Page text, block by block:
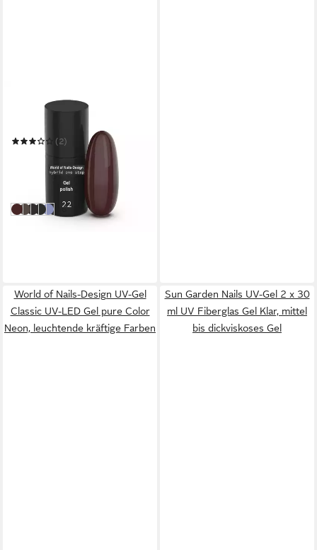
UV-Gel LED / UV Hybridlack
(2)
5,99 €
(665,00 €/ 1 l)
in 4-5 Werktagen bei dir
022 dunkles weinrot
019 schlamm 1
044 aubergine 2
042 Opal Glitter Grün
033 hell blau
weitere Farben:
+6
World of Nails-Design UV-Gel
Classic UV-LED Gel pure Color
Neon, leuchtende kräftige Farben
Sun Garden Nails UV-Gel 2 x 30
ml UV Fiberglas Gel Klar, mittel
bis dickviskoses Gel